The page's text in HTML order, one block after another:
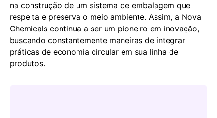
na construção de um sistema de embalagem que
respeita e preserva o meio ambiente. Assim, a Nova
Chemicals continua a ser um pioneiro em inovação,
buscando constantemente maneiras de integrar
práticas de economia circular em sua linha de
produtos.